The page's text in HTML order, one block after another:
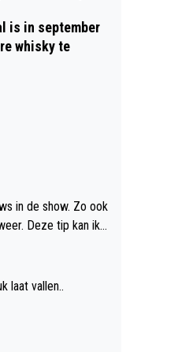
is in september
whisky te
in de show. Zo ook
Deze tip kan ik
laat vallen..